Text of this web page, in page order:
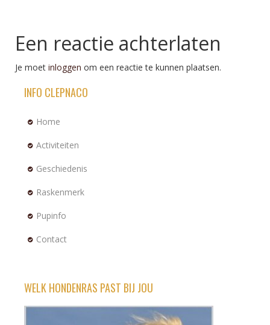
Een reactie achterlaten
Je moet inloggen om een reactie te kunnen plaatsen.
INFO CLEPNACO
Home
Activiteiten
Geschiedenis
Raskenmerk
Pupinfo
Contact
WELK HONDENRAS PAST BIJ JOU